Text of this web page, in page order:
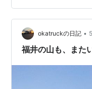
okatruckの日記 •
福井の山も、また